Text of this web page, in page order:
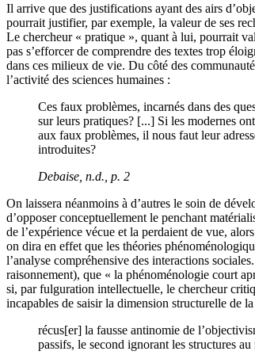
Il arrive que des justifications ayant des airs
pourrait justifier, par exemple, la valeur de ses
Le chercheur « pratique », quant à lui, pourrait
pas s’efforcer de comprendre des textes trop
dans ces milieux de vie. Du côté des
l’activité des sciences humaines :
Ces faux problèmes, incarnés dans des
sur leurs pratiques? [...] Si les modernes
aux faux problèmes, il nous faut leur
introduites?
Debaise, n.d., p. 2
On laissera néanmoins à d’autres le soin de
d’opposer conceptuellement le penchant
de l’expérience vécue et la perdaient de vue,
on dira en effet que les théories
l’analyse compréhensive des interactions
raisonnement), que « la phénoménologie court
si, par fulguration intellectuelle, le chercheur
incapables de saisir la dimension structurelle de
récus[er] la fausse antinomie de
passifs, le second ignorant les structures